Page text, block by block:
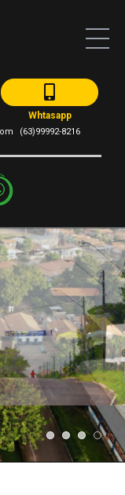
Whtasapp
(63)99992-8216